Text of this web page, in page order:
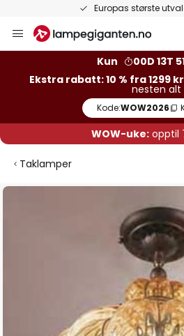
Europas største
Hopp
til
Kun
00D 13T
Ekstra rabatt: 10 % fra 1299 kr
nesten alt
Kode:WOW2026
WOW-uke: opptil
Taklamper
Gå